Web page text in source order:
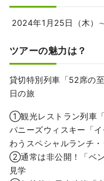
2024年1⽉25⽇（⽊
ツアーの魅力は？
貸切特別列車「52席の
日の旅
➀観光レストラン列⾞
パニーズウィスキー「
わうスペシャルランチ
②通常は⾮公開！「ベ
⾒学